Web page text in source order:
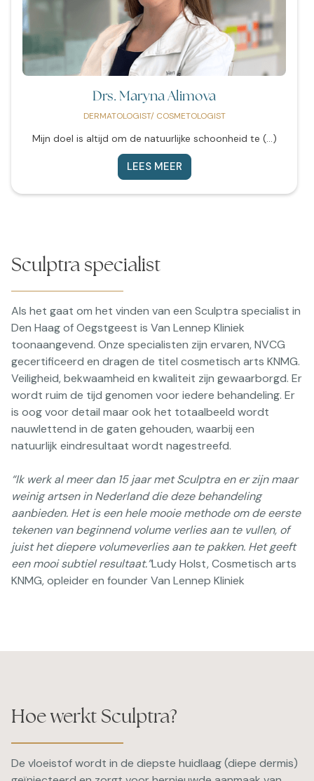
Drs. Maryna Alimova
DERMATOLOGIST/ COSMETOLOGIST
Mijn doel is altijd om de natuurlijke schoonheid te (...)
LEES MEER
Sculptra specialist
Als het gaat om het vinden van een Sculptra specialist in
Den Haag of Oegstgeest is Van Lennep Kliniek
toonaangevend. Onze specialisten zijn ervaren, NVCG
gecertificeerd en dragen de titel cosmetisch arts KNMG.
Veiligheid, bekwaamheid en kwaliteit zijn gewaarborgd. Er
wordt ruim de tijd genomen voor iedere behandeling. Er
is oog voor detail maar ook het totaalbeeld wordt
nauwlettend in de gaten gehouden, waarbij een
natuurlijk eindresultaat wordt nagestreefd.
“Ik werk al meer dan 15 jaar met Sculptra en er zijn maar
weinig artsen in Nederland die deze behandeling
aanbieden. Het is een hele mooie methode om de eerste
tekenen van beginnend volume verlies aan te vullen, of
juist het diepere volumeverlies aan te pakken. Het geeft
een mooi subtiel resultaat.”Ludy Holst, Cosmetisch arts
KNMG, opleider en founder Van Lennep Kliniek
Hoe werkt Sculptra?
De vloeistof wordt in de diepste huidlaag (diepe dermis)